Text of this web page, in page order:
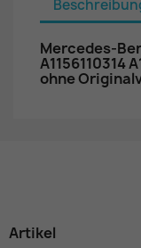
Mercedes-
A1156110314
ohne
Artikel